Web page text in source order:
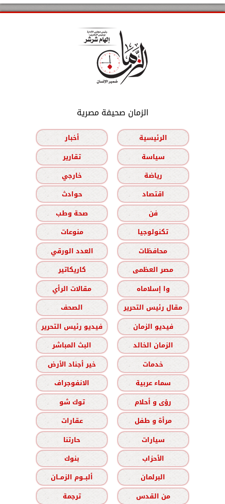
الزمان صحيفة مصرية
الرئيسية
أخبار
سياسة
تقارير
رياضة
خارجي
اقتصاد
حوادث
فن
صحة وطب
تكنولوجيا
منوعات
محافظات
العدد الورقي
مصر العظمى
كاريكاتير
وا إسلاماه
مقالات الرأي
مقال رئيس التحرير
الصحف
فيديو الزمان
فيديو رئيس التحرير
الزمان الخالد
البث المباشر
خدمات
خير أجناد الأرض
سماء عربية
الانفوجراف
رؤى و أحلام
توك شو
مرأة و طفل
عقارات
سيارات
حارتنا
الأحزاب
بنوك
البرلمان
ألبــوم الزمــان
من القدس
ترجمة